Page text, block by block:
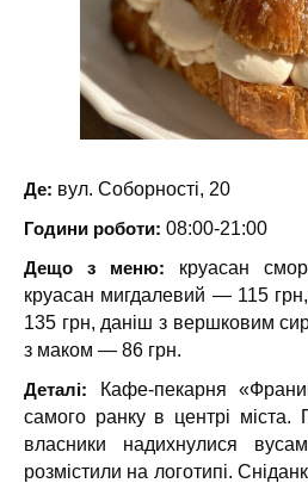
Де: вул. Соборності, 20
Години роботи: 08:00-21:00
Дещо з меню: круасан
круасан мигдалевий — 115
135 грн, даніш з вершковим
з маком — 86 грн.
Деталі:
Кафе-пекарня
самого ранку в центрі міста.
власники надихнулися
розмістили на логотипі.